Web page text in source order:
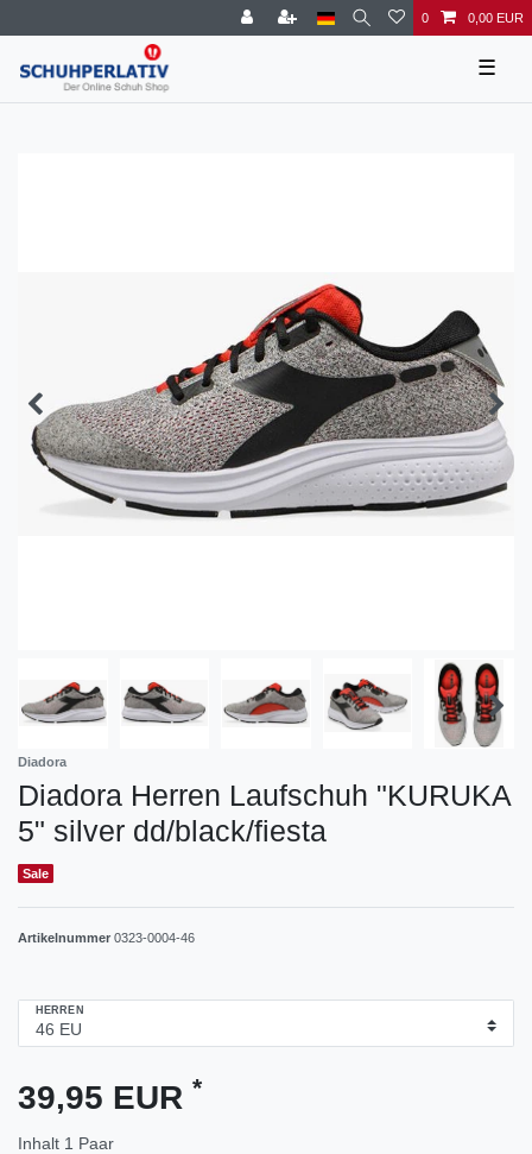
0 0,00 EUR
☰
Diadora
Diadora Herren Laufschuh "KURUKA
5" silver dd/black/fiesta
Sale
Artikelnummer 0323-0004-46
HERREN
39,95 EUR *
Inhalt 1 Paar